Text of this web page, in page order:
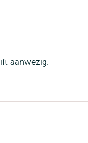
aanwezig.